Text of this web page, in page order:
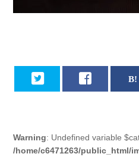
Warning: Undefined variable
/home/c6471263/public_html/